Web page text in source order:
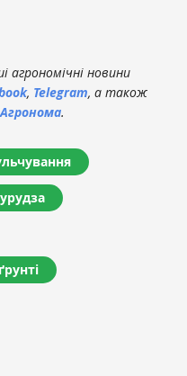
агрономічні новини
, Telegram, а також
.